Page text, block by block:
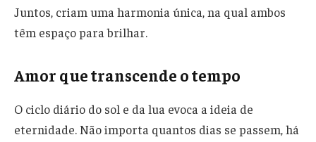
Juntos, criam uma harmonia única, na qual ambos
têm espaço para brilhar.
Amor que transcende o tempo
O ciclo diário do sol e da lua evoca a ideia de
eternidade. Não importa quantos dias se passem, há